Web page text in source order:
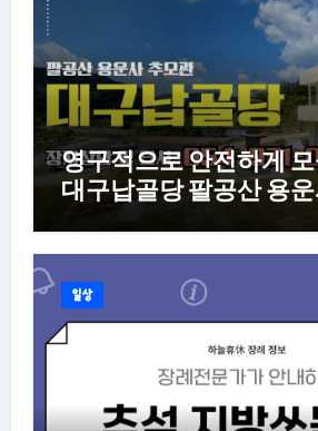
영구적으로 안전하게
대구납골당 팔공산 용
일상